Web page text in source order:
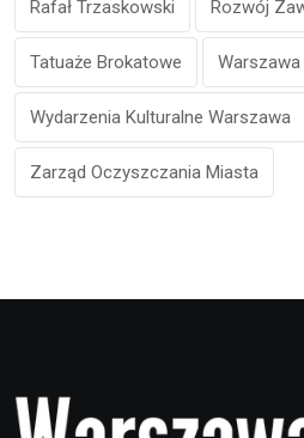
Rafał Trzaskowski Rozwój
Tatuaże Brokatowe Warszawa
Wydarzenia Kulturalne Warszawa
Zarząd Oczyszczania Miasta